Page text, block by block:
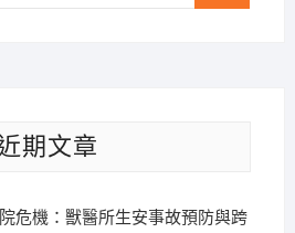
期文章
危機：獸醫所生安事故預防與跨